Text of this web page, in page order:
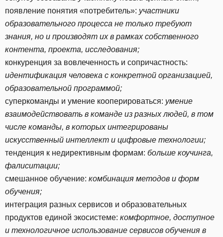
появление понятия «потребитель»: участники
образовательного процесса не только требуют
знания, но и производят их в рамках собственного
контента, проекта, исследования;
конкуренция за вовлеченность и сопричастность:
идентификация человека с конкретной организацией,
образовательной программой;
суперкоманды и умение кооперироваться: умение
взаимодействовать в команде из разных людей, в том
числе команды, в которых интегрированы
искусственный интеллект и цифровые технологии;
тенденция к недирективным формам: больше коучинга,
фалиситации;
смешанное обучение: комбинация методов и форм
обучения;
интеграция разных сервисов и образовательных
продуктов единой экосистеме: комфортное, доступное
и технологичное использование сервисов обучения в